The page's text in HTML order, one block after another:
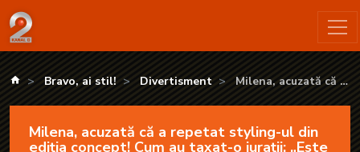
Milena, acuzată că a repetat styling-ul din ediția concept!
kanald.ro
Bravo, ai stil! Divertisment
Milena, acuzată că a
taxat-o jurații: „Este
Milena, acuzată că a repetat styling-ul din
ediția concept! Cum au taxat-o jurații: „Este